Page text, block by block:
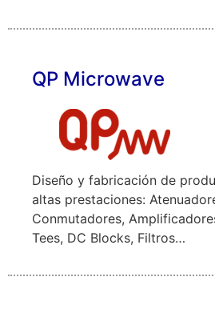
QP Microwave
Diseño y fabricación de
altas prestaciones:
Conmutadores,
Tees, DC Blocks, Filtros…